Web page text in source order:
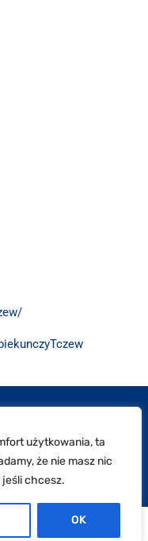
użytkowania, ta
że nie masz nic
jeśli chcesz.
OK
Skok do góry